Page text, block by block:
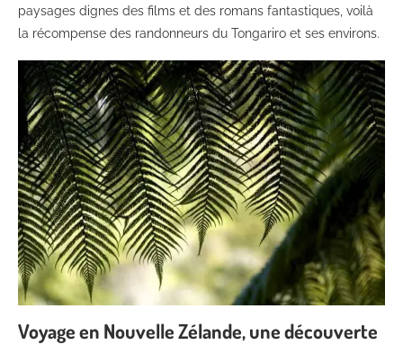
paysages dignes des films et des romans fantastiques, voilà
la récompense des randonneurs du Tongariro et ses environs.
Voyage en Nouvelle Zélande, une découverte